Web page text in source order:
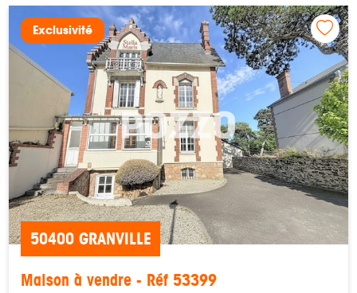
Exclusivité
50400 GRANVILLE
Maison à vendre - Réf 53399